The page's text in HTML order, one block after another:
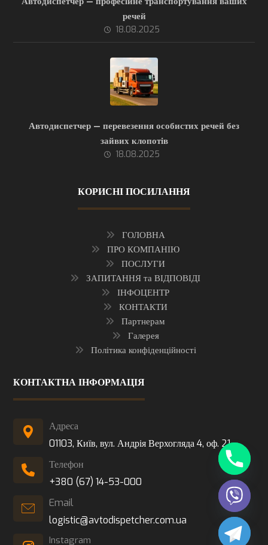
речей
18.08.2025
Автодиспетчер — перевезення особистих речей без
зайвих клопотів
18.08.2025
КОРИСНІ ПОСИЛАННЯ
ГОЛОВНА
ПРО КОМПАНІЮ
ПОСЛУГИ
ЗАПИТАННЯ та ВІДПОВІДІ
ІНФОЦЕНТР
КОНТАКТИ
Партнерам
Галерея
Політика конфіденційності
КОНТАКТНА ІНФОРМАЦІЯ
Адреса
01103, Київ, вул. Андрія Верхогляда 4, оф. 21
Телефон
+380 (67) 14-53-000
Email
logistic@avtodispetcher.com.ua
Instagram